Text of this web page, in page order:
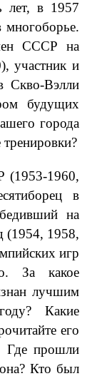
лет, в 1957
СССР на
участник и
Cкво-Вэлли
будущих
города
(1953-1960,
в
на
(1954, 1958,
игр
За какое
лучшим
Какие
его
Где прошли
Кто был